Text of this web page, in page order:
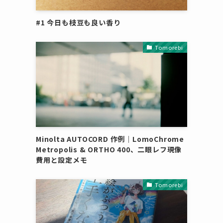
#1 今日も枝豆も良い香り
Tomorebi
Minolta AUTOCORD 作例｜LomoChrome
Metropolis & ORTHO 400、二眼レフ現像
費用と設定メモ
Tomorebi